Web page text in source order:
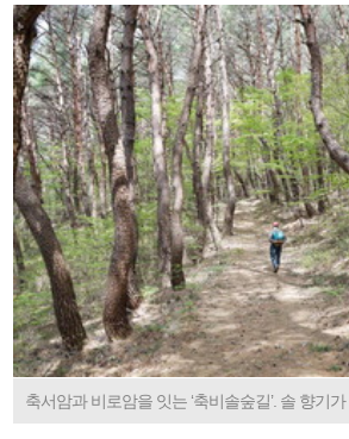
축서암과 비로암을 잇는 ‘축비솔숲길’. 솔 향기